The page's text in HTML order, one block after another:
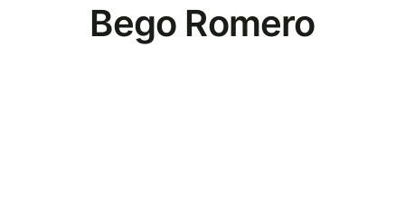
Bego Romero